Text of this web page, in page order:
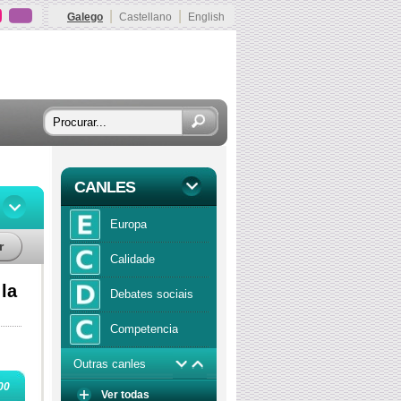
Galego Castellano English
CANLES
Europa
Calidade
Debates sociais
Competencia
Economía
Outras canles
Ver todas